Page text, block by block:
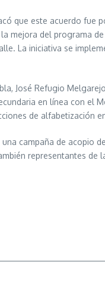
que este acuerdo
mejora del programa
La iniciativa se
José Refugio
en línea con el
de alfabetización
campaña de acopio
representantes